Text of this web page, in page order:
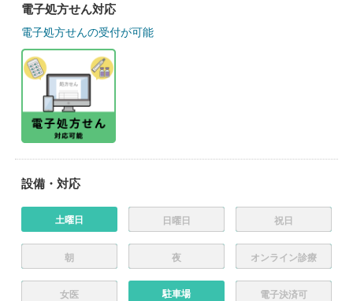
電子処方せん対応
電子処方せんの受付が可能
設備・対応
土曜日 日曜日 祝日
朝 夜 オンライン診療
女医 駐車場 電子決済可